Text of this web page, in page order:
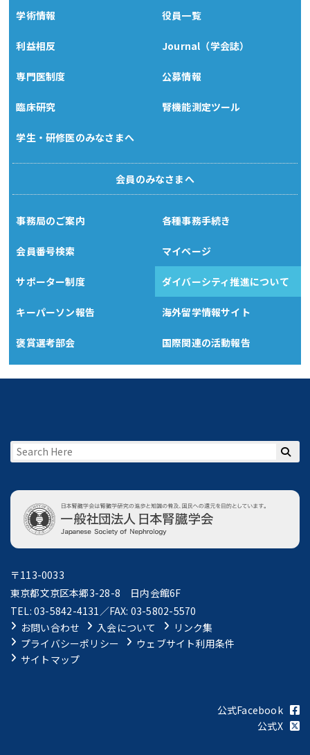
学術情報 役員一覧
利益相反 Journal（学会誌）
専門医制度 公募情報
臨床研究 腎機能測定ツール
学生・研修医のみなさまへ
会員のみなさまへ
事務局のご案内 各種事務手続き
会員番号検索 マイページ
サポーター制度 ダイバーシティ推進について
キーパーソン報告 海外留学情報サイト
褒賞選考部会 国際関連の活動報告
〒113-0033
東京都文京区本郷3-28-8 日内会館6F
TEL: 03-5842-4131／FAX: 03-5802-5570
お問い合わせ
入会について
リンク集
プライバシーポリシー
ウェブサイト利用条件
サイトマップ
公式Facebook
公式X